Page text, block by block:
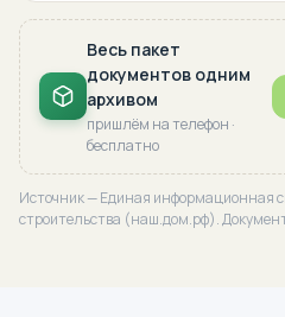
Весь пакет
документов одним
архивом
пришлём на телефон ·
бесплатно
Источник — Единая информационная
строительства (наш.дом.рф).